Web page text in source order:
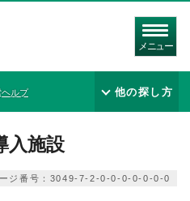
メニュー
ヘルプ 他の探し方
入施設
ジ番号：3049-7-2-0-0-0-0-0-0-0